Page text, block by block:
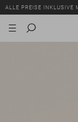
ALLE PREISE INKLUSIVE
SALE: BIS ZU -50% AUF